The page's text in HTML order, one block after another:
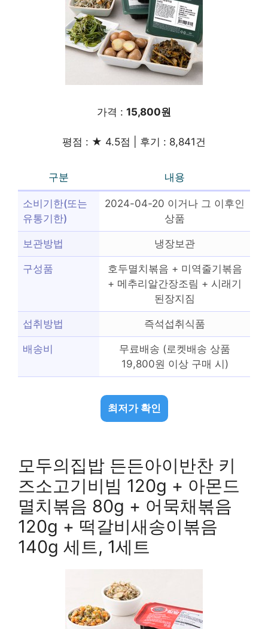
가격 : 15,800원
평점 : ★ 4.5점 | 후기 : 8,841건
구분 내용
소비기한(또는
유통기한)
2024-04-20 이거나 그 이후인
상품
보관방법 냉장보관
구성품
호두멸치볶음 + 미역줄기볶음
+ 메추리알간장조림 + 시래기
된장지짐
섭취방법 즉석섭취식품
배송비
무료배송 (로켓배송 상품
19,800원 이상 구매 시)
최저가 확인
모두의집밥 든든아이반찬 키
즈소고기비빔 120g + 아몬드
멸치볶음 80g + 어묵채볶음
120g + 떡갈비새송이볶음
140g 세트, 1세트